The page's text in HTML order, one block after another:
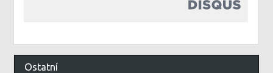
Ostatní